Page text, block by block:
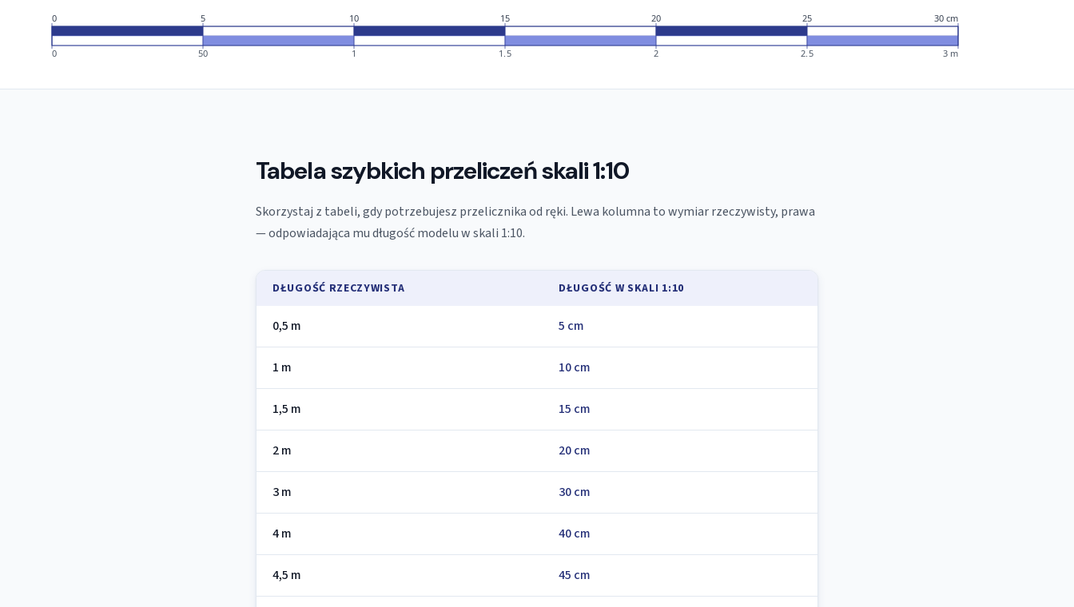
0
0
5
50
10
1
15
1.5
20
2
25
2.5
30 cm
3 m
Tabela szybkich przeliczeń skali 1:10
Skorzystaj z tabeli, gdy potrzebujesz przelicznika od ręki. Lewa kolumna to wymiar rzeczywisty, prawa
— odpowiadająca mu długość modelu w skali 1:10.
DŁUGOŚĆ RZECZYWISTA DŁUGOŚĆ W SKALI 1:10
0,5 m 5 cm
1 m 10 cm
1,5 m 15 cm
2 m 20 cm
3 m 30 cm
4 m 40 cm
4,5 m 45 cm